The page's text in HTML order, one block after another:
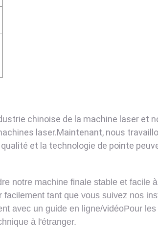
chinoise de la machine laser et
laser.Maintenant, nous
et la technologie de pointe
notre machine finale stable et facile
tant que vous suivez nos
avec un guide en ligne/vidéoPour
à l'étranger.